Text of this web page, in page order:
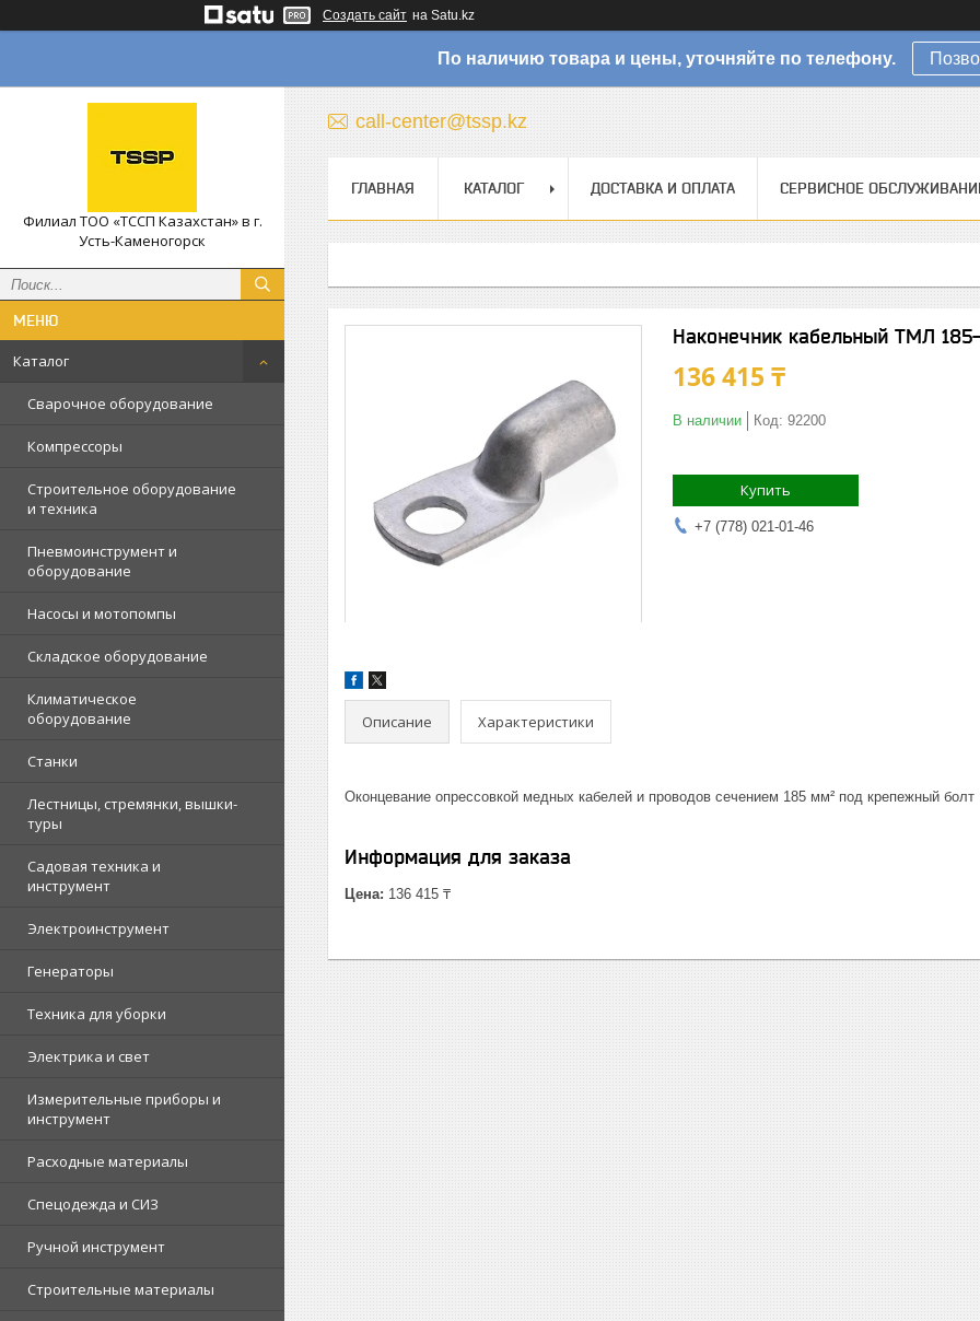
Создать сайт на Satu.kz
По наличию товара и цены, уточняйте по телефону.
Филиал ТОО «ТССП Казахстан» в г.
Усть-Каменогорск
Каталог
Сварочное оборудование
Компрессоры
Строительное оборудование
и техника
Пневмоинструмент и
оборудование
Насосы и мотопомпы
Складское оборудование
Климатическое
оборудование
Станки
Лестницы, стремянки, вышки-
туры
Садовая техника и
инструмент
Электроинструмент
Генераторы
Техника для уборки
Электрика и свет
Измерительные приборы и
инструмент
Расходные материалы
Спецодежда и СИЗ
Ручной инструмент
Строительные материалы
call-center@tssp.kz
ГЛАВНАЯ КАТАЛОГ ДОСТАВКА И ОПЛАТА СЕРВИСНОЕ
Наконечник кабельный ТМЛ
136 415 ₸
В наличии Код: 92200
Купить
+7 (778) 021-01-46
Описание Характеристики
Оконцевание опрессовкой медных кабелей и проводов сечением 185 мм² под крепежный
Информация для заказа
Цена: 136 415 ₸